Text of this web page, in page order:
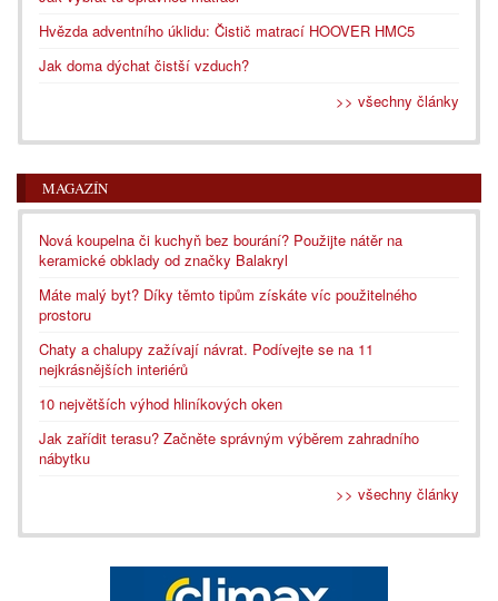
Hvězda adventního úklidu: Čistič matrací HOOVER HMC5
Jak doma dýchat čistší vzduch?
>> všechny články
MAGAZÍN
Nová koupelna či kuchyň bez bourání? Použijte nátěr na
keramické obklady od značky Balakryl
Máte malý byt? Díky těmto tipům získáte víc použitelného
prostoru
Chaty a chalupy zažívají návrat. Podívejte se na 11
nejkrásnějších interiérů
10 největších výhod hliníkových oken
Jak zařídit terasu? Začněte správným výběrem zahradního
nábytku
>> všechny články